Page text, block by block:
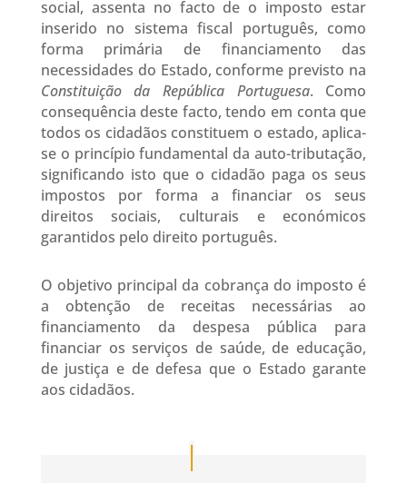
social, assenta no facto de o imposto estar
inserido no sistema fiscal português, como
forma primária de financiamento das
necessidades do Estado, conforme previsto na
Constituição da República Portuguesa. Como
consequência deste facto, tendo em conta que
todos os cidadãos constituem o estado, aplica-
se o princípio fundamental da auto-tributação,
significando isto que o cidadão paga os seus
impostos por forma a financiar os seus
direitos sociais, culturais e económicos
garantidos pelo direito português.
O objetivo principal da cobrança do imposto é
a obtenção de receitas necessárias ao
financiamento da despesa pública para
financiar os serviços de saúde, de educação,
de justiça e de defesa que o Estado garante
aos cidadãos.